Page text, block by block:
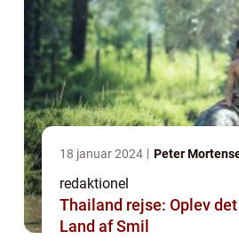
18 januar 2024 Peter
redaktionel
Thailand rejse: Oplev
Land af Smil